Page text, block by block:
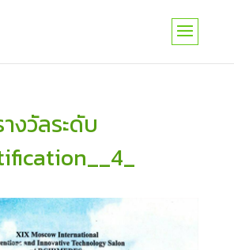
งวัลระดับ